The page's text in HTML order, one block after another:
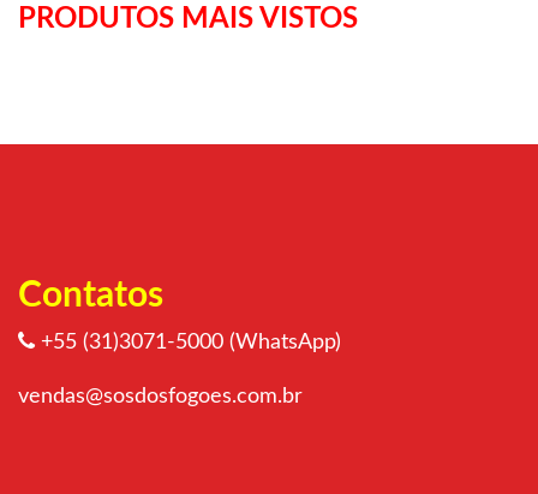
PRODUTOS MAIS VISTOS
Contatos
+55 (31)3071-5000 (WhatsApp)
vendas@sosdosfogoes.com.br